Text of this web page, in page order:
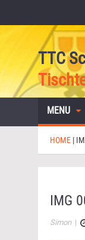
TTC
MENU
HOME |
IMG
Simon|